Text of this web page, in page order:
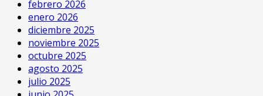
febrero 2026
enero 2026
diciembre 2025
noviembre 2025
octubre 2025
agosto 2025
julio 2025